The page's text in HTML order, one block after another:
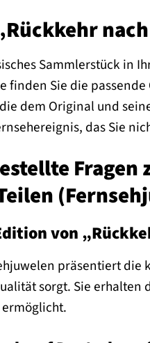
Sammlerstück in
finden Sie die
dem Original und
das Sie
von
präsentiert
sorgt. Sie erhalten